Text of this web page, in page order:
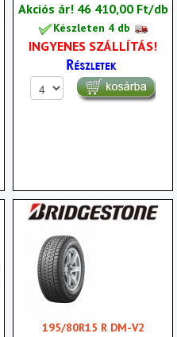
Akciós ár! 46 410,00 Ft/db
Készleten 4 db
INGYENES SZÁLLÍTÁS!
195/80R15 R DM-V2